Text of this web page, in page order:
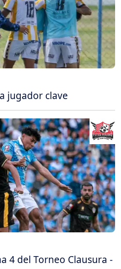
jugador clave
4 del Torneo Clausura -